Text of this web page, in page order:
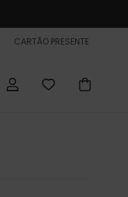
CARTÃO PRESENTE